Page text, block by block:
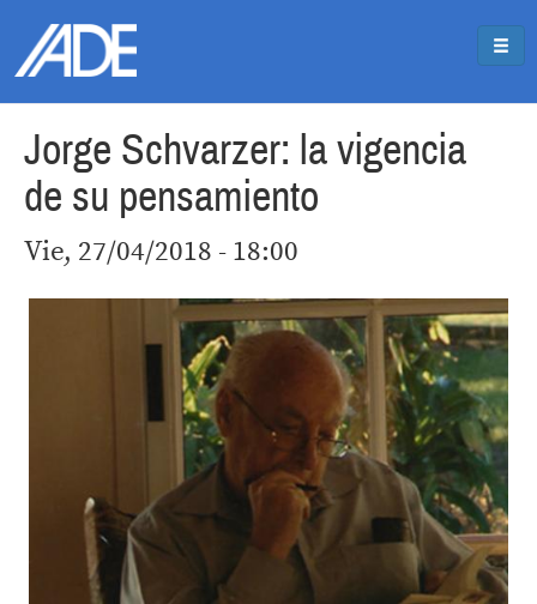
Jorge Schvarzer: la vigencia
de su pensamiento
Vie, 27/04/2018 - 18:00